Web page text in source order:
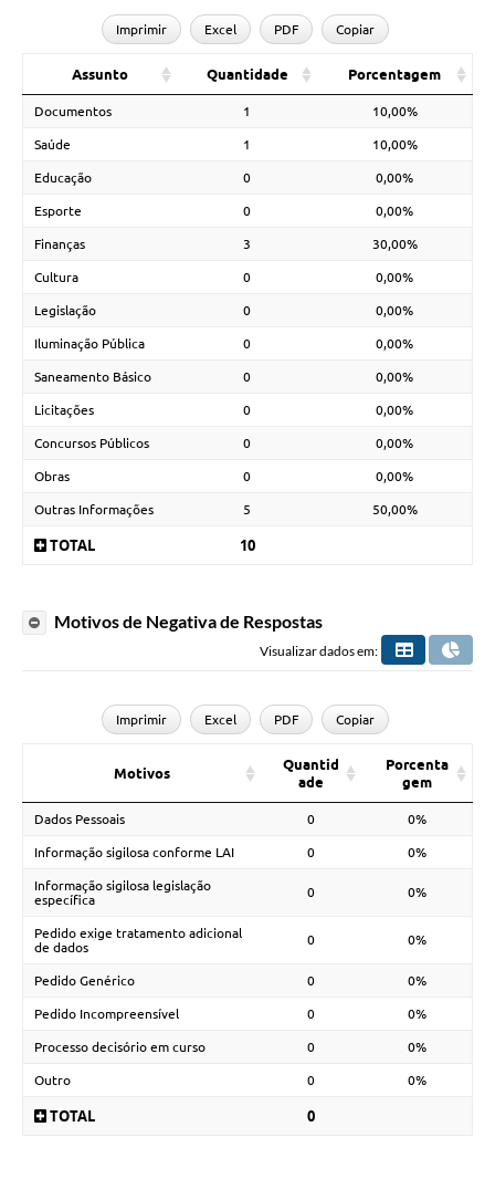
Imprimir Excel PDF Copiar
Assunto Quantidade Porcentagem
Documentos 1 10,00%
Saúde 1 10,00%
Educação 0 0,00%
Esporte 0 0,00%
Finanças 3 30,00%
Cultura 0 0,00%
Legislação 0 0,00%
Iluminação Pública 0 0,00%
Saneamento Básico 0 0,00%
Licitações 0 0,00%
Concursos Públicos 0 0,00%
Obras 0 0,00%
Outras Informações 5 50,00%
TOTAL 10
Motivos de Negativa de Respostas
Visualizar dados em:
Imprimir Excel PDF Copiar
Motivos
Quantid
ade
Porcenta
gem
Dados Pessoais 0 0%
Informação sigilosa conforme LAI 0 0%
Informação sigilosa legislação
específica
0 0%
Pedido exige tratamento adicional
de dados
0 0%
Pedido Genérico 0 0%
Pedido Incompreensível 0 0%
Processo decisório em curso 0 0%
Outro 0 0%
TOTAL 0